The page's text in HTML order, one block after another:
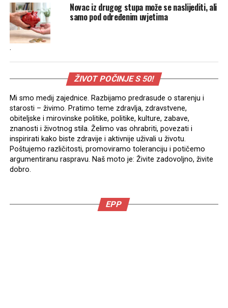
Novac iz drugog stupa može se naslijediti, ali
samo pod određenim uvjetima
.
ŽIVOT POČINJE S 50!
Mi smo medij zajednice. Razbijamo predrasude o starenju i
starosti – živimo. Pratimo teme zdravlja, zdravstvene,
obiteljske i mirovinske politike, politike, kulture, zabave,
znanosti i životnog stila. Želimo vas ohrabriti, povezati i
inspirirati kako biste zdravije i aktivnije uživali u životu.
Poštujemo različitosti, promoviramo toleranciju i potičemo
argumentiranu raspravu. Naš moto je: Živite zadovoljno, živite
dobro.
EPP